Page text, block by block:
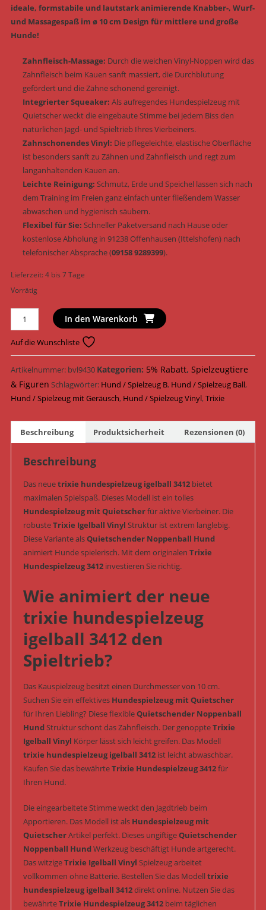
ideale, formstabile und lautstark animierende Knabber-, Wurf-
und Massagespaß im ø 10 cm Design für mittlere und große
Hunde!
Zahnfleisch-Massage: Durch die weichen Vinyl-Noppen wird das
Zahnfleisch beim Kauen sanft massiert, die Durchblutung
gefördert und die Zähne schonend gereinigt.
Integrierter Squeaker: Als aufregendes Hundespielzeug mit
Quietscher weckt die eingebaute Stimme bei jedem Biss den
natürlichen Jagd- und Spieltrieb Ihres Vierbeiners.
Zahnschonendes Vinyl: Die pflegeleichte, elastische Oberfläche
ist besonders sanft zu Zähnen und Zahnfleisch und regt zum
langanhaltenden Kauen an.
Leichte Reinigung: Schmutz, Erde und Speichel lassen sich nach
dem Training im Freien ganz einfach unter fließendem Wasser
abwaschen und hygienisch säubern.
Flexibel für Sie: Schneller Paketversand nach Hause oder
kostenlose Abholung in 91238 Offenhausen (Ittelshofen) nach
telefonischer Absprache (09158 9289399).
Lieferzeit:4 bis 7 Tage
Vorrätig
Trixie
Hundespielzeug
Igelball
Vinyl
&
Geräusch
ø
cm
(Art.-
3412)
In den Warenkorb
Auf die Wunschliste
Artikelnummer: bvl9430 Kategorien: 5% Rabatt, Spielzeugtiere
& Figuren Schlagwörter: Hund / Spielzeug B, Hund / Spielzeug Ball,
Hund / Spielzeug mit Geräusch, Hund / Spielzeug Vinyl,Trixie
Beschreibung Produktsicherheit Rezensionen (0)
Beschreibung
Das neuetrixie hundespielzeug igelball 3412bietet
maximalen Spielspaß. Dieses Modell ist ein tolles
Hundespielzeug mit Quietscherfür aktive Vierbeiner. Die
robusteTrixie Igelball Vinyl Struktur ist extrem langlebig.
Diese Variante alsQuietschender Noppenball Hund
animiert Hunde spielerisch. Mit dem originalen Trixie
Hundespielzeug 3412investieren Sie richtig.
Wie animiert der neue
trixie hundespielzeug
igelball 3412 den
Spieltrieb?
Das Kauspielzeug besitzt einen Durchmesser von 10 cm.
Suchen Sie ein effektives Hundespielzeug mit Quietscher
für Ihren Liebling? Diese flexibleQuietschender Noppenball
HundStruktur schont das Zahnfleisch. Der genoppteTrixie
Igelball Vinyl Körper lässt sich leicht greifen. Das Modell
trixie hundespielzeug igelball 3412ist leicht abwaschbar.
Kaufen Sie das bewährteTrixie Hundespielzeug 3412für
Ihren Hund.
Die eingearbeitete Stimme weckt den Jagdtrieb beim
Apportieren. Das Modell ist als Hundespielzeug mit
QuietscherArtikel perfekt. Dieses ungiftigeQuietschender
Noppenball HundWerkzeug beschäftigt Hunde artgerecht.
Das witzigeTrixie Igelball Vinyl Spielzeug arbeitet
vollkommen ohne Batterie. Bestellen Sie das Modelltrixie
hundespielzeug igelball 3412direkt online. Nutzen Sie das
bewährteTrixie Hundespielzeug 3412beim täglichen